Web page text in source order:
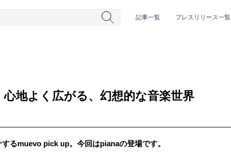
記事一覧 プレスリリース一覧
地よく広がる、幻想的な音楽世界
するmuevo pick up。今回はpianaの登場です。